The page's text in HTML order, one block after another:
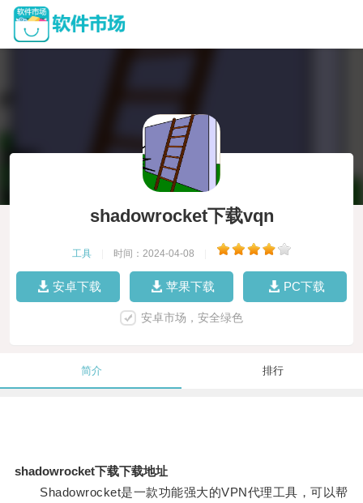
shadowrocket下载vqn
工具 时间：2024-04-08
安卓下载 苹果下载 PC下载
安卓市场，安全绿色
简介 排行
shadowrocket下载下载地址
Shadowrocket是一款功能强大的VPN代理工具，可以帮